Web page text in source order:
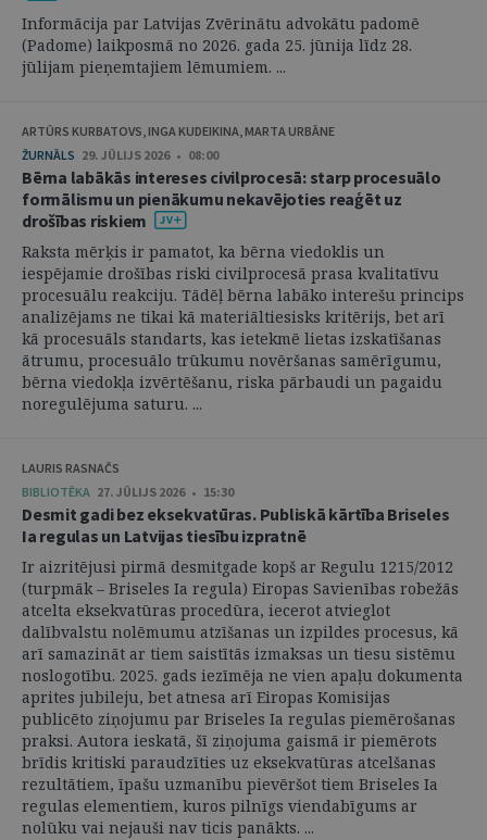
Informācija par Latvijas Zvērinātu advokātu padomē
(Padome) laikposmā no 2026. gada 25. jūnija līdz 28.
jūlijam pieņemtajiem lēmumiem. ...
ARTŪRS KURBATOVS, INGA KUDEIKINA, MARTA URBĀNE
ŽURNĀLS 29. JŪLIJS 2026 • 08:00
Bērna labākās intereses civilprocesā: starp procesuālo
formālismu un pienākumu nekavējoties reaģēt uz
drošības riskiem
Raksta mērķis ir pamatot, ka bērna viedoklis un
iespējamie drošības riski civilprocesā prasa kvalitatīvu
procesuālu reakciju. Tādēļ bērna labāko interešu princips
analizējams ne tikai kā materiāltiesisks kritērijs, bet arī
kā procesuāls standarts, kas ietekmē lietas izskatīšanas
ātrumu, procesuālo trūkumu novēršanas samērīgumu,
bērna viedokļa izvērtēšanu, riska pārbaudi un pagaidu
noregulējuma saturu. ...
LAURIS RASNAČS
BIBLIOTĒKA 27. JŪLIJS 2026 • 15:30
Desmit gadi bez eksekvatūras. Publiskā kārtība Briseles
Ia regulas un Latvijas tiesību izpratnē
Ir aizritējusi pirmā desmitgade kopš ar Regulu 1215/2012
(turpmāk – Briseles Ia regula) Eiropas Savienības robežās
atcelta eksekvatūras procedūra, iecerot atvieglot
dalībvalstu nolēmumu atzīšanas un izpildes procesus, kā
arī samazināt ar tiem saistītās izmaksas un tiesu sistēmu
noslogotību. 2025. gads iezīmēja ne vien apaļu dokumenta
aprites jubileju, bet atnesa arī Eiropas Komisijas
publicēto ziņojumu par Briseles Ia regulas piemērošanas
praksi. Autora ieskatā, šī ziņojuma gaismā ir piemērots
brīdis kritiski paraudzīties uz eksekvatūras atcelšanas
rezultātiem, īpašu uzmanību pievēršot tiem Briseles Ia
regulas elementiem, kuros pilnīgs viendabīgums ar
nolūku vai nejauši nav ticis panākts. ...